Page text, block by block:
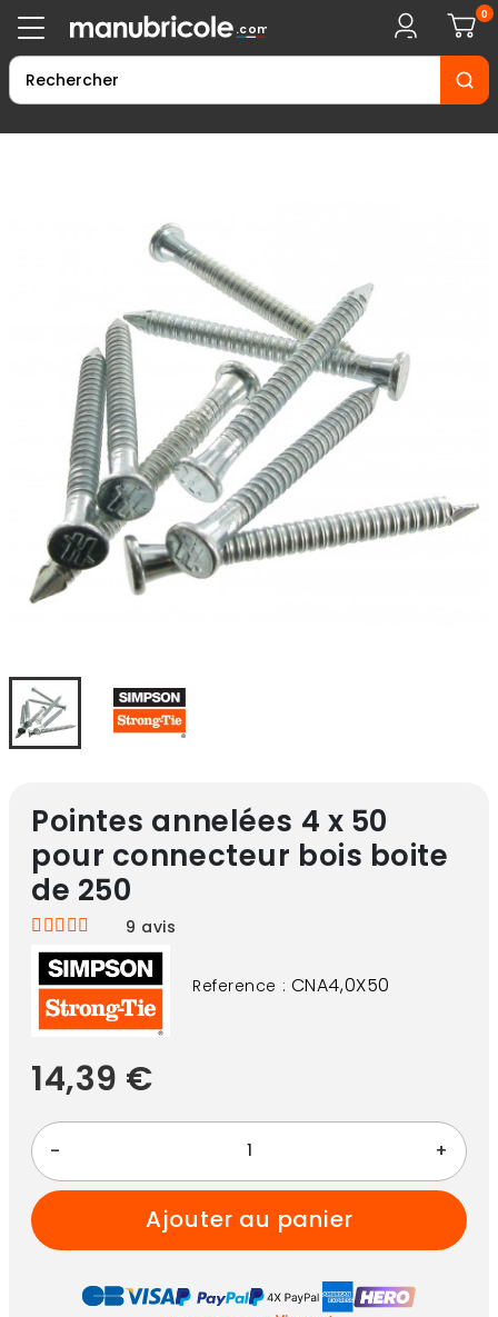
Pointes annelées 4 x 50
pour connecteur bois boite
de 250
9 avis
Reference : CNA4,0X50
14,39 €
- +
ajouter au panier
.com
0